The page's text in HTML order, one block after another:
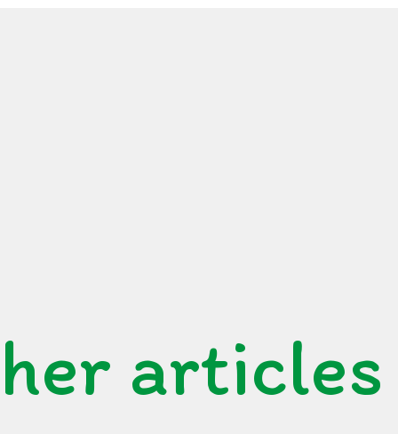
articles